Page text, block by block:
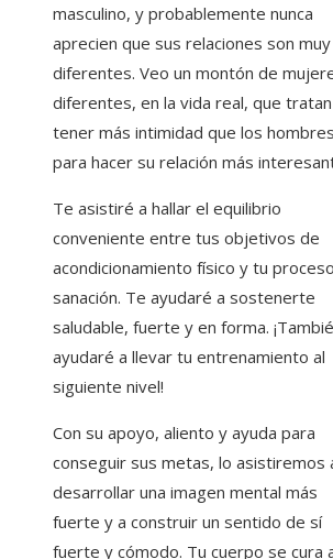
masculino, y probablemente nunca
aprecien que sus relaciones son muy
diferentes. Veo un montón de
diferentes, en la vida real, que
tener más intimidad que los hombres
para hacer su relación más
Te asistiré a hallar el equilibrio
conveniente entre tus objetivos de
acondicionamiento físico y tu
sanación. Te ayudaré a sostenerte
saludable, fuerte y en forma.
ayudaré a llevar tu entrenamiento al
siguiente nivel!
Con su apoyo, aliento y ayuda para
conseguir sus metas, lo asistiremos
desarrollar una imagen mental más
fuerte y a construir un sentido de sí
fuerte y cómodo. Tu cuerpo se cura